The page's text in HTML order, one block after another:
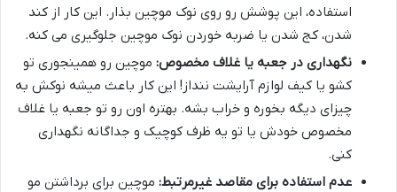
استفاده، این پوشش رو روی نوک موچین بذار. این کار از کند
شدن، کج شدن یا ضربه خوردن نوک موچین جلوگیری می کنه.
نگهداری در جعبه یا غلاف مخصوص: موچین رو همینجوری تو
کشو یا کیف لوازم آرایشت ننداز! این کار باعث میشه نوکش به
چیزای دیگه بخوره و خراب بشه. بهتره اون رو تو جعبه یا غلاف
مخصوص خودش یا تو یه ظرف کوچیک و جداگانه نگهداری
کنی.
عدم استفاده برای مقاصد غیرمرتبط: موچین برای برداشتن مو